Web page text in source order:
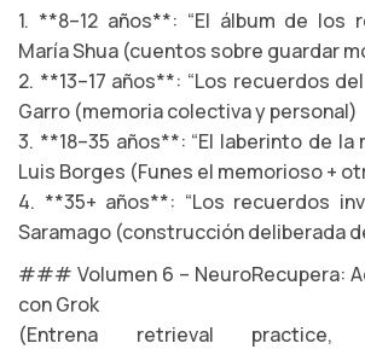
1. **8–12 años**: “El álbum de los
María Shua (cuentos sobre guardar
2. **13–17 años**: “Los recuerdos
Garro (memoria colectiva y personal)
3. **18–35 años**: “El laberinto de la
Luis Borges (Funes el memorioso +
4. **35+ años**: “Los recuerdos
Saramago (construcción deliberada
### Volumen 6 – NeuroRecupera:
con Grok
(Entrena retrieval practice,